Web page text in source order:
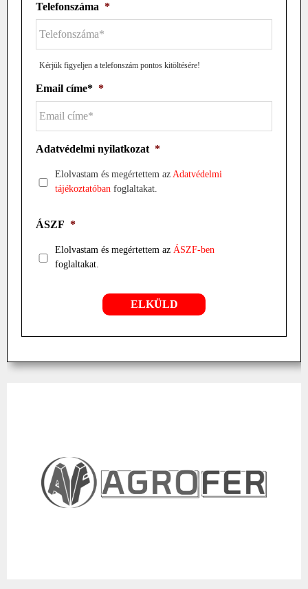
Telefonszáma *
Kérjük figyeljen a telefonszám pontos kitöltésére!
Email címe* *
Adatvédelmi nyilatkozat *
Elolvastam és megértettem az Adatvédelmi
tájékoztatóban foglaltakat.
ÁSZF *
Elolvastam és megértettem az ÁSZF-ben
foglaltakat.